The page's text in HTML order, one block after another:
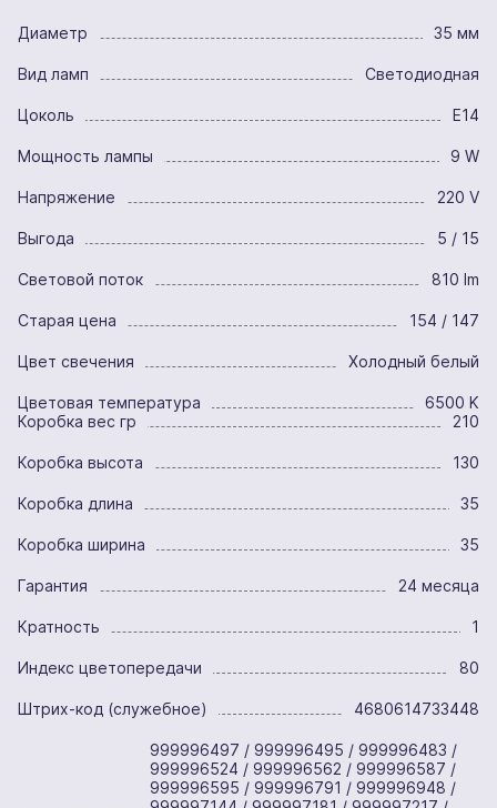
Диаметр 35 мм
Вид ламп Светодиодная
Цоколь E14
Мощность лампы 9 W
Напряжение 220 V
Выгода 5 / 15
Световой поток 810 lm
Старая цена 154 / 147
Цвет свечения Холодный белый
Цветовая температура
6500 K
Коробка вес гр
210
Коробка высота 130
Коробка длина 35
Коробка ширина 35
Гарантия 24 месяца
Кратность 1
Индекс цветопередачи 80
Штрих-код (служебное) 4680614733448
999996497 / 999996495 / 999996483 /
999996524 / 999996562 / 999996587 /
999996595 / 999996791 / 999996948 /